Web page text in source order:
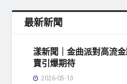
最新新聞
漾新聞｜金曲派對高流
賣引爆期待
2026-05-13